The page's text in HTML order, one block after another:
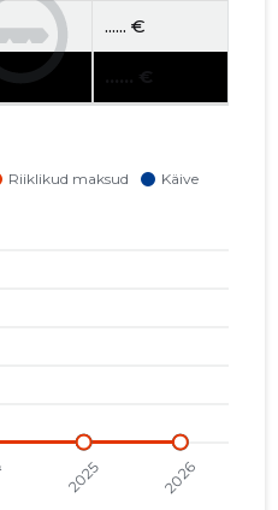
...... €
...... €